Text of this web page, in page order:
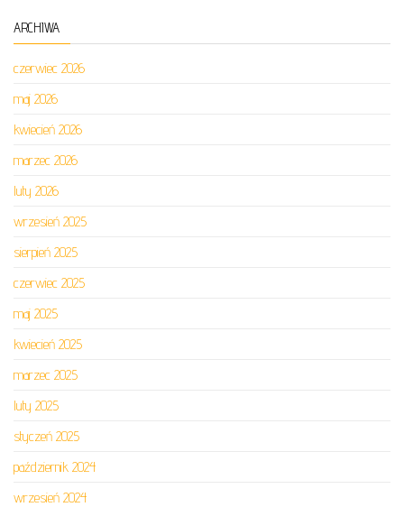
ARCHIWA
czerwiec 2026
maj 2026
kwiecień 2026
marzec 2026
luty 2026
wrzesień 2025
sierpień 2025
czerwiec 2025
maj 2025
kwiecień 2025
marzec 2025
luty 2025
styczeń 2025
październik 2024
wrzesień 2024